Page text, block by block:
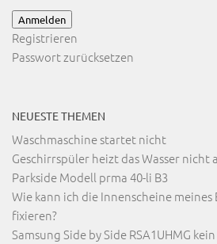
Anmelden
Registrieren
Passwort zurücksetzen
NEUESTE THEMEN
Waschmaschine startet nicht
Geschirrspüler heizt das Wasser nicht
Parkside Modell prma 40-li B3
Wie kann ich die Innenscheine
fixieren?
Samsung Side by Side RSA1UHMG